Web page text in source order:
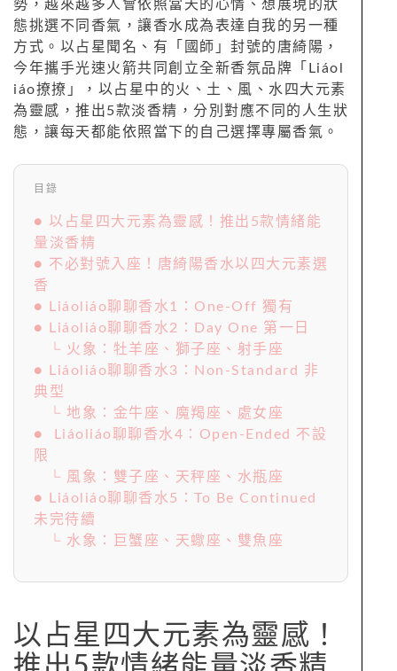
國師跨界推出香水了！
今天想成為什麼樣的自己？除了穿搭、妝容能展
現風格，香水也能成為表達情緒與狀態的重要儀
式。近年來，「情緒香氛」更成為香氛圈熱門趨
態挑選不同香氣，讓香水成為表達自我的另一種
方式。以占星聞名、有「國師」封號的唐綺陽，
iáo撩撩」，以占星中的火、土、風、水四大元素
為靈感，推出5款淡香精，分別對應不同的人生狀
態，讓每天都能依照當下的自己選擇專屬香氣。
目錄
● 以占星四大元素為靈感！推出5款情緒能
量淡香精
● 不必對號入座！唐綺陽香水以四大元素選
● Liáoliáo聊聊香水1：One-Off 獨有
● Liáoliáo聊聊香水2：Day One 第一日
└ 火象：牡羊座、獅子座、射手座
● Liáoliáo聊聊香水3：Non-Standard 非
典型
└ 風象：雙子座、天秤座、水瓶座
● Liáoliáo聊聊香水5：To Be Continued
未完待續